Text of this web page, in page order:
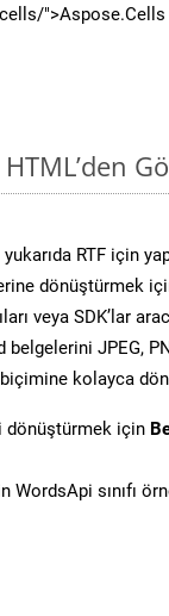
">Aspose.Cells
RTF için
dönüştürmek
veya SDK’lar
JPEG,
kolayca
dönüştürmek için
WordsApi sınıfı